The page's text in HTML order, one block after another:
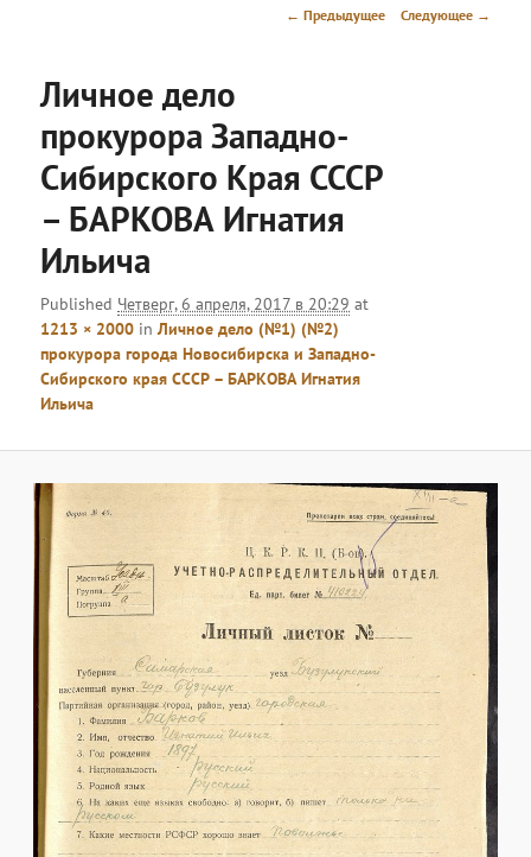
Навигация
← Предыдущее Следующее →
Личное дело
прокурора Западно-
Сибирского Края СССР
– БАРКОВА Игнатия
Ильича
Published Четверг, 6 апреля, 2017 в 20:29 at
1213 × 2000 inЛичное дело (№1) (№2)
прокурора города Новосибирска и Западно-
Сибирского края СССР – БАРКОВА Игнатия
Ильича